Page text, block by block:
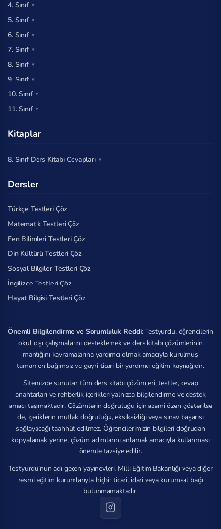
4. Sınıf
5. Sınıf
6. Sınıf
7. Sınıf
8. Sınıf
9. Sınıf
10. Sınıf
11. Sınıf
Kitaplar
8. Sınıf Ders Kitabı Cevapları
Dersler
Türkçe Testleri Çöz
Matematik Testleri Çöz
Fen Bilimleri Testleri Çöz
Din Kültürü Testleri Çöz
Sosyal Bilgiler Testleri Çöz
İngilizce Testleri Çöz
Hayat Bilgisi Testleri Çöz
Önemli Bilgilendirme ve Sorumluluk Reddi: Testyurdu, öğrencilerin
okul dışı çalışmalarını desteklemek ve ders kitabı çözümlerinin
mantığını kavramalarına yardımcı olmak amacıyla kurulmuş
tamamen bağımsız ve gayri ticari bir yardımcı eğitim kaynağıdır.
Sitemizde sunulan tüm ders kitabı çözümleri, testler, cevap
anahtarları ve rehberlik içerikleri yalnızca bilgilendirme ve destek
amacı taşımaktadır. Çözümlerin doğruluğu için azami özen gösterilse
de, içeriklerin mutlak doğruluğu, eksiksizliği veya sınav başarısı
sağlayacağı taahhüt edilmez. Öğrencilerimizin bilgileri doğrudan
kopyalamak yerine, çözüm adımlarını anlamak amacıyla kullanması
önemle tavsiye edilir.
Testyurdu'nun adı geçen yayınevleri, Milli Eğitim Bakanlığı veya diğer
resmi eğitim kurumlarıyla hiçbir ticari, idari veya kurumsal bağı
bulunmamaktadır.